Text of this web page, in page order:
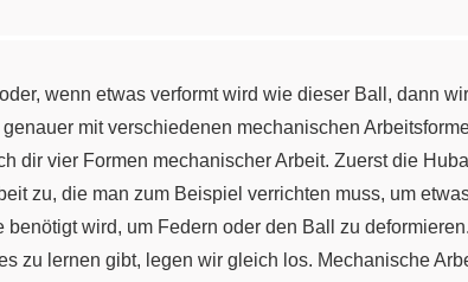
wenn etwas verformt wird wie dieser Ball, dann
mit verschiedenen mechanischen
dir vier Formen mechanischer Arbeit. Zuerst die
zu, die man zum Beispiel verrichten muss, um
wird, um Federn oder den Ball zu
zu lernen gibt, legen wir gleich los. Mechanische